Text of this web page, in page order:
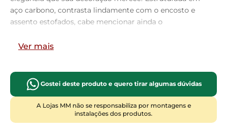
aço carbono, contrasta lindamente com o encosto e
assento estofados, cabe mencionar ainda o
assento em Linho, é confeccionada por materiais de
Possui altura ideal, garantindo o encaixe perfeito no
ambiente, otimizando seu espaço e promovendo
máximo conforto. Pode ser disposta em bancada,
cozinha americana, área gourmet ou home bar, as
Ver mais
Gostei deste produto e quero tirar algumas dúvidas
A Lojas MM não se responsabiliza por montagens e
instalações dos produtos.